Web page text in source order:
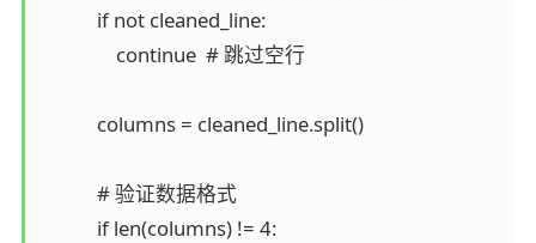
            if not cleaned_line:
                continue  # 跳过空行
            columns = cleaned_line.split()
            # 验证数据格式
            if len(columns) != 4: